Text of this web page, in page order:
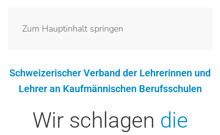
Zum Hauptinhalt springen
Schweizerischer Verband der Lehrerinnen und
Lehrer an Kaufmännischen Berufsschulen
Wir schlagen die